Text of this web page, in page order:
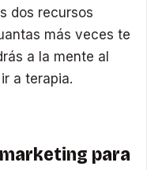
dos recursos
más veces te
a la mente al
a terapia.
para